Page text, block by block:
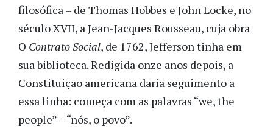
filosófica – de Thomas Hobbes e John Locke, no
século XVII, a Jean-Jacques Rousseau, cuja obra
O Contrato Social, de 1762, Jefferson tinha em
sua biblioteca. Redigida onze anos depois, a
Constituição americana daria seguimento a
essa linha: começa com as palavras “we, the
people” – “nós, o povo”.